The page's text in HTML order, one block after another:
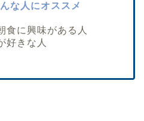
な人にオススメ
食に興味がある人
好きな人